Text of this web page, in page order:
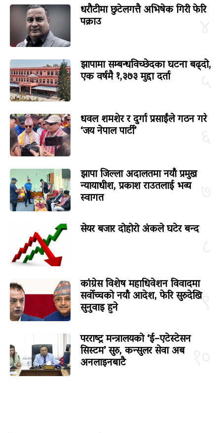
धरौटीमा छुटेलगत्तै अभिषेक गिरी फेरि
पक्राउ
झापामा सम्बन्धविच्छेदका घटना बढ्दो,
एक वर्षमै १,३७३ मुद्दा दर्ता
धवल शमशेर र दुर्गा प्रसाईंले गठन गरे
‘जय नेपाल पार्टी’
झापा जिल्ला अदालतमा नयाँ प्रमुख
न्यायाधीश, प्रकाश राउतलाई भव्य
स्वागत
सेयर बजार दोहोरो अंकले घटेर बन्द
९
कांग्रेस विशेष महाधिवेशन विवादमा
सर्वोच्चको नयाँ आदेश, फेरि सुरुदेखि
सुनुवाइ हुने
परराष्ट्र मन्त्रालयको ‘ई–एटेस्टेसन
सिस्टम’ सुरु, कन्सुलर सेवा अब
अनलाइनबाटै